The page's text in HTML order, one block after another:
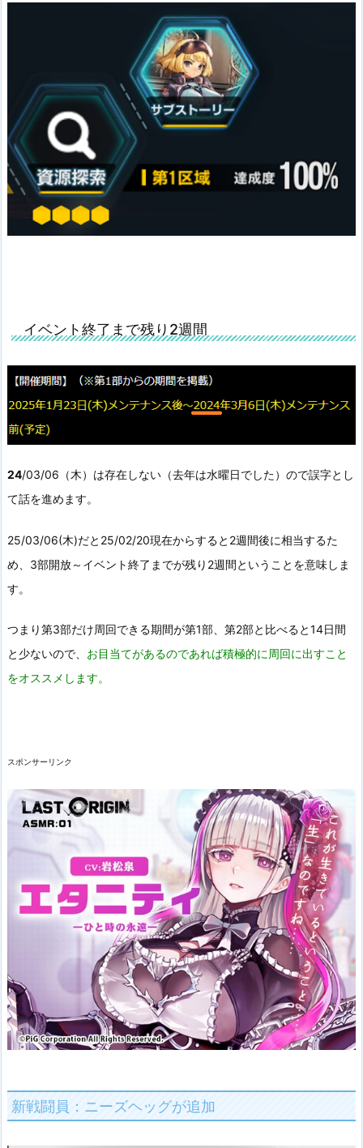
イベント終了まで残り2週間
24/03/06（木）は存在しない（去年は水曜日でした）ので誤字とし
て話を進めます。
25/03/06(木)だと25/02/20現在からすると2週間後に相当するた
め、3部開放～イベント終了までが残り2週間ということを意味しま
す。
つまり第3部だけ周回できる期間が第1部、第2部と比べると14日間
と少ないので、 お目当てがあるのであれば積極的に周回に出すこと
をオススメします。
スポンサーリンク
新戦闘員：ニーズヘッグが追加